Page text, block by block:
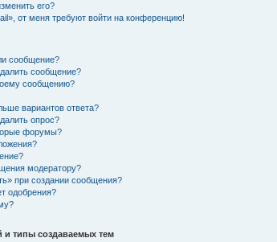
его?
от меня требуют войти на конференцию!
сообщение?
сообщение?
сообщению?
вариантов ответа?
опрос?
форумы?
модератору?
при создании сообщения?
одобрения?
типы создаваемых тем